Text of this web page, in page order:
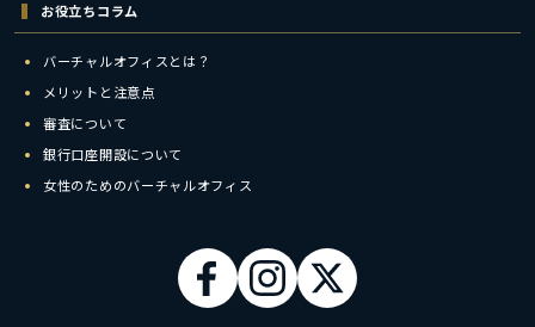
お役立ちコラム
バーチャルオフィスとは？
メリットと注意点
審査について
銀行口座開設について
女性のためのバーチャルオフィス